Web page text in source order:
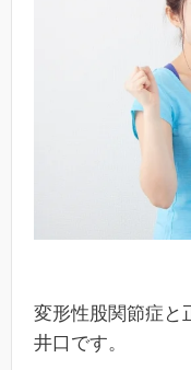
変形性股関節症と
井口です。